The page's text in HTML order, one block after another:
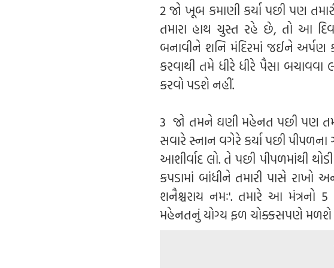
2 જો ખૂબ કમાણી કર્યા પછી પણ
તમારા હાથ ચુસ્ત રહે છે, તો આ
બનાવીને શનિ મંદિરમાં જઈને
કરવાથી તમે ધીરે ધીરે પૈસા
કરવો પડશે નહીં.
3 જો તમને ઘણી મહેનત પછી પણ
સવારે સ્નાન વગેરે કર્યા પછી
આશીર્વાદ લો. તે પછી પીપળમાંથી
કપડામાં બાંધીને તમારી પાસે
શનૈશ્ચરાય નમઃ'. તમારે આ મંત્રનો
મહેનતનું યોગ્ય ફળ ચોક્કસપણે મળશે